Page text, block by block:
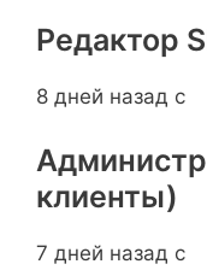
Редактор
8 дней назад с
клиенты)
7 дней назад с